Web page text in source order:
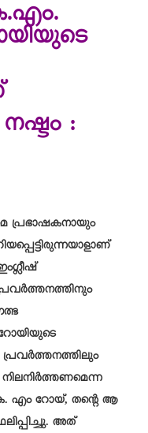
:
പ്രഭാഷകനായും
നിലനിർത്തണമെന്ന
എം റോയ്, തന്റെ ആ
അത്